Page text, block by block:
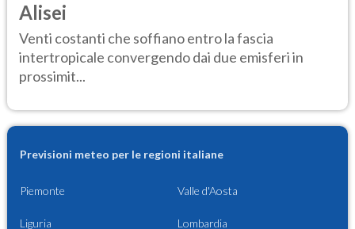
Alisei
Venti costanti che soffiano entro la fascia
intertropicale convergendo dai due emisferi in
prossimit...
Previsioni meteo per le regioni italiane
Piemonte Valle d'Aosta
Liguria Lombardia